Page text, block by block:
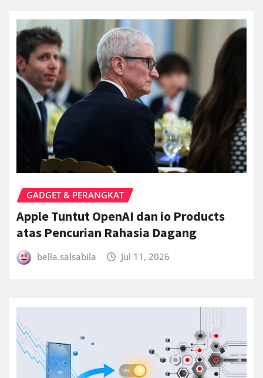
GADGET & PERANGKAT
Apple Tuntut OpenAI dan io Products
atas Pencurian Rahasia Dagang
bella.salsabila Jul 11, 2026